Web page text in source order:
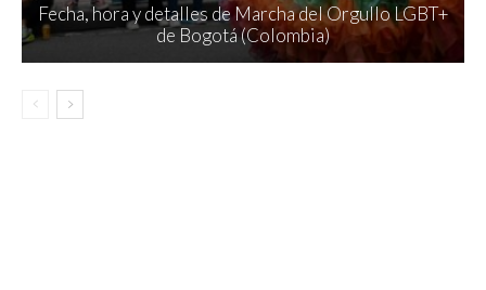
Fecha, hora y detalles de Marcha del Orgullo LGBT+
de Bogotá (Colombia)